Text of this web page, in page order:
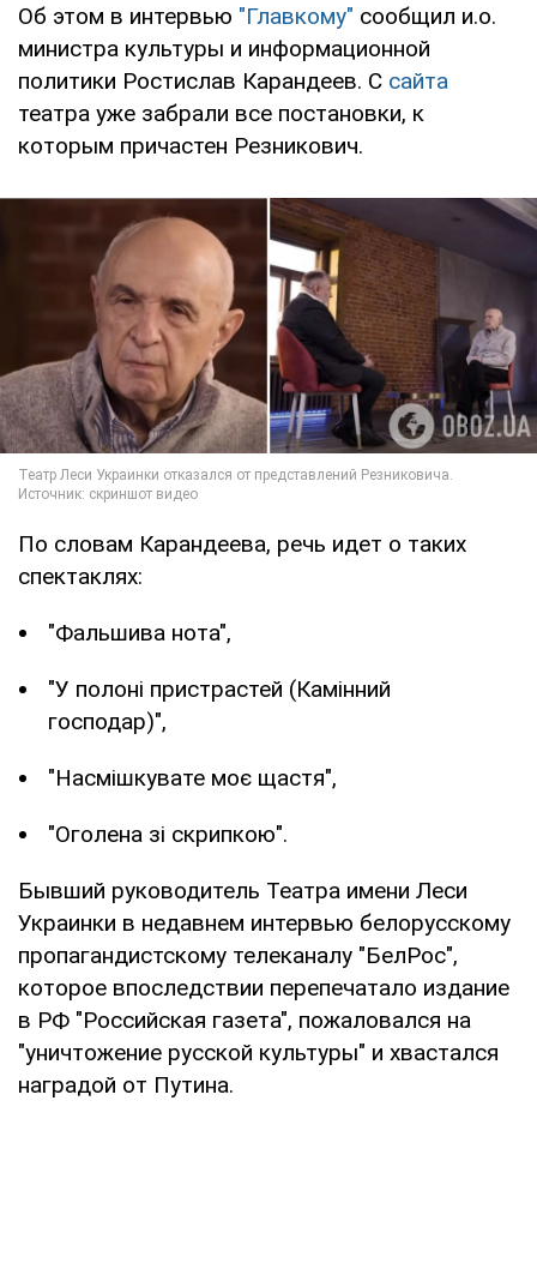
Об этом в интервью "Главкому" сообщил и.о.
министра культуры и информационной
политики Ростислав Карандеев. С сайта
театра уже забрали все постановки, к
которым причастен Резникович.
По словам Карандеева, речь идет о таких
спектаклях:
"Фальшива нота",
"У полоні пристрастей (Камінний
господар)",
"Насмішкувате моє щастя",
"Оголена зі скрипкою".
Бывший руководитель Театра имени Леси
Украинки в недавнем интервью белорусскому
пропагандистскому телеканалу "БелРос",
которое впоследствии перепечатало издание
в РФ "Российская газета", пожаловался на
"уничтожение русской культуры" и хвастался
наградой от Путина.